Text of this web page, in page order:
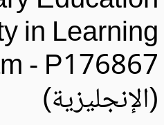
in
-